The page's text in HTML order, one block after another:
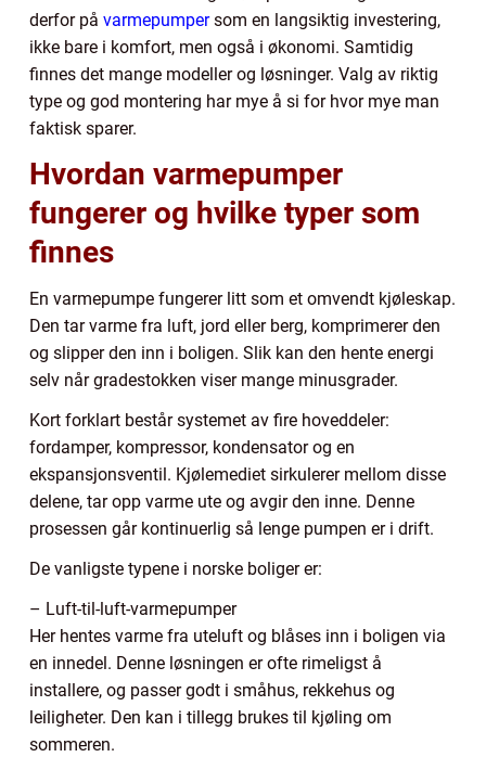
derfor på varmepumpersom en langsiktig investering,
ikke bare i komfort, men også i økonomi. Samtidig
finnes det mange modeller og løsninger. Valg av riktig
type og god montering har mye å si for hvor mye man
faktisk sparer.
Hvordan varmepumper
fungerer og hvilke typer som
finnes
En varmepumpe fungerer litt som et omvendt kjøleskap.
Den tar varme fra luft, jord eller berg, komprimerer den
og slipper den inn i boligen. Slik kan den hente energi
selv når gradestokken viser mange minusgrader.
Kort forklart består systemet av fire hoveddeler:
fordamper, kompressor, kondensator og en
ekspansjonsventil. Kjølemediet sirkulerer mellom disse
delene, tar opp varme ute og avgir den inne. Denne
prosessen går kontinuerlig så lenge pumpen er i drift.
De vanligste typene i norske boliger er:
– Luft-til-luft-varmepumper
Her hentes varme fra uteluft og blåses inn i boligen via
en innedel. Denne løsningen er ofte rimeligst å
installere, og passer godt i småhus, rekkehus og
leiligheter. Den kan i tillegg brukes til kjøling om
sommeren.